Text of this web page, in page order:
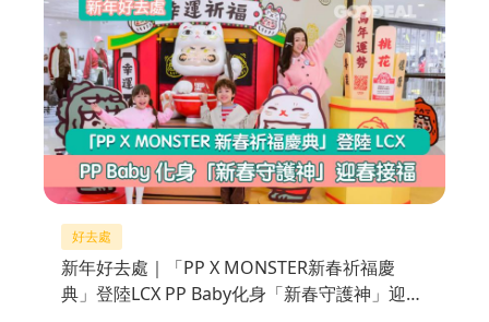
好去處
新年好去處｜「PP X MONSTER新春祈福慶
典」登陸LCX PP Baby化身「新春守護神」迎春